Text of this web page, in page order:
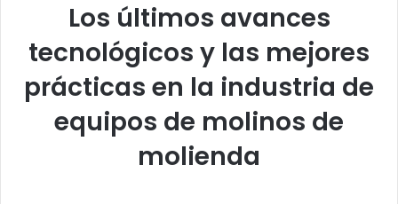
Los últimos avances
tecnológicos y las mejores
prácticas en la industria de
equipos de molinos de
molienda